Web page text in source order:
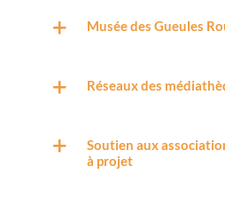
Musée des Gueules
Réseaux des
Soutien aux
à projet